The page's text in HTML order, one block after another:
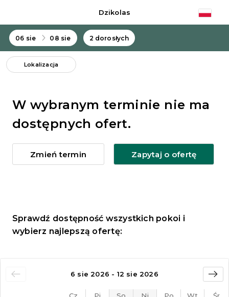
Dzikolas
06 sie 08 sie 2 dorosłych
Lokalizacja
W wybranym terminie nie ma
dostępnych ofert.
Zmień termin Zapytaj o ofertę
Sprawdź dostępność wszystkich pokoi i
wybierz najlepszą ofertę: